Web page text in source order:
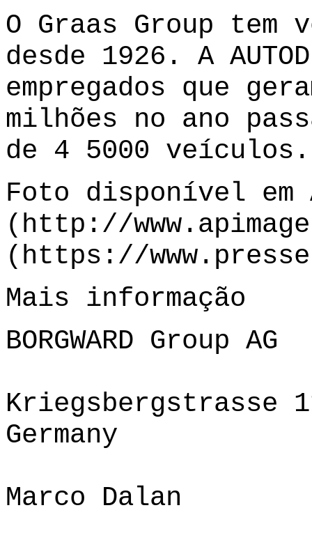
O Graas Group tem
desde 1926. A
empregados que
milhões no ano
de 4 5000 veículos.
Foto disponível em
( http://
( https://
Mais informação
BORGWARD Group AG
Kriegsbergstrasse
Germany
Marco Dalan